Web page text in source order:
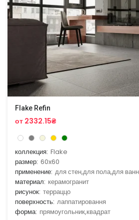
Flake Refin
от 2332.15₴
коллекция: Flake
размер: 60x60
применение: для стен,для пола,для
материал: керамогранит
рисунок: терраццо
поверхность: лаппатировання
форма: прямоугольник,квадрат